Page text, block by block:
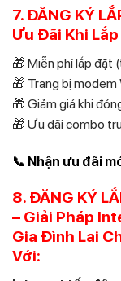
7. ĐĂNG KÝ
Ưu Đãi Khi
🎁 Miễn phí lắp đặt
🎁 Trang bị modem
🎁 Giảm giá khi
🎁 Ưu đãi combo
📞 Nhận ưu đãi
8. ĐĂNG KÝ
– Giải Pháp
Gia Đình Lai
Với: